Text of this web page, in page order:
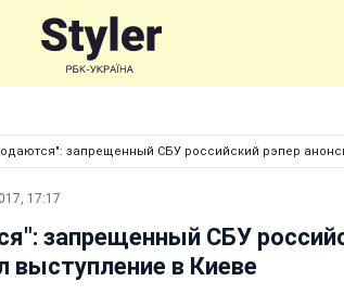
запрещенный СБУ российский рэпер
17:17
запрещенный СБУ
выступление в Киеве